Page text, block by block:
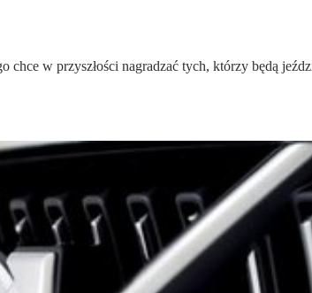
chce w przyszłości nagradzać tych, którzy będą